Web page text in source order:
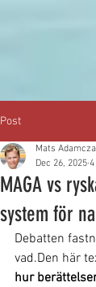
Post
MAGA vs
system för
Mats
Dec 26, 2025
Debatten
vad.Den här
hur